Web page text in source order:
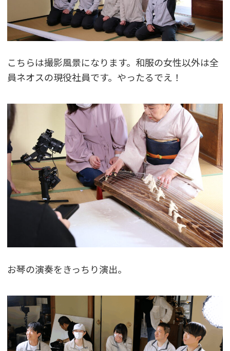
こちらは撮影風景になります。和服の女性以外は全
員ネオスの現役社員です。やったるでえ！
お琴の演奏をきっちり演出。